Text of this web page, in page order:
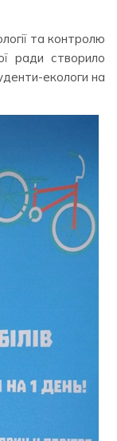
та контролю
ради створило
екологи на